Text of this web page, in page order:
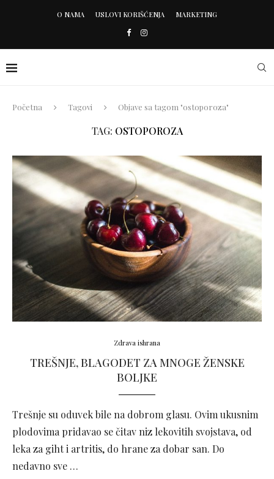
O NAMA USLOVI KORIŠĆENJA MARKETING
Početna Tagovi Objave sa tagom "ostoporoza"
TAG: OSTOPOROZA
Zdrava ishrana
TREŠNJE, BLAGODET ZA MNOGE ŽENSKE
BOLJKE
Trešnje su oduvek bile na dobrom glasu. Ovim ukusnim
plodovima pridavao se čitav niz lekovitih svojstava, od
leka za giht i artritis, do hrane za dobar san. Do
nedavno sve …